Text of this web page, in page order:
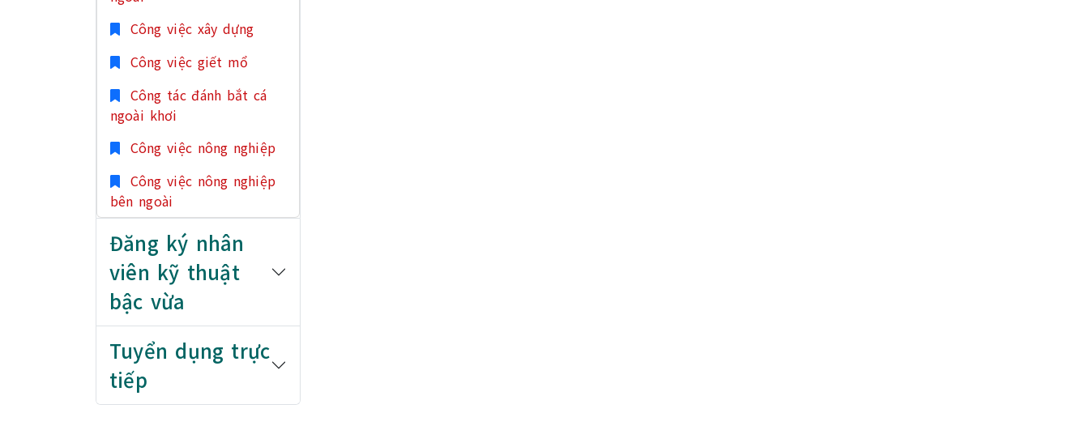
Công việc xây dựng
Công việc giết mổ
Công tác đánh bắt cá
ngoài khơi
Công việc nông nghiệp
Công việc nông nghiệp
bên ngoài
Đăng ký nhân
viên kỹ thuật
bậc vừa
Tuyển dụng trực
tiếp